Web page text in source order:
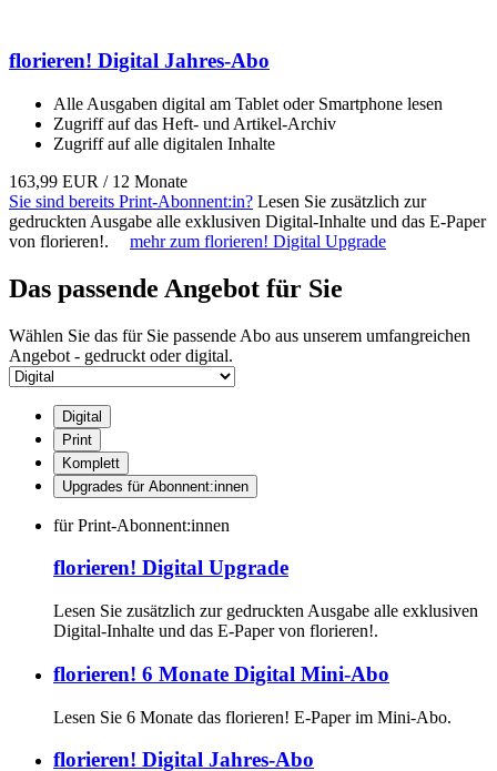
florieren! Digital Jahres-Abo
Alle Ausgaben digital am Tablet oder Smartphone lesen
Zugriff auf das Heft- und Artikel-Archiv
Zugriff auf alle digitalen Inhalte
163,99 EUR / 12 Monate
Sie sind bereits Print-Abonnent:in? Lesen Sie zusätzlich zur
gedruckten Ausgabe alle exklusiven Digital-Inhalte und das E-Paper
von florieren!.
mehr zum florieren! Digital Upgrade
Das passende Angebot für Sie
Wählen Sie das für Sie passende Abo aus unserem umfangreichen
Angebot - gedruckt oder digital.
Digital
Print
Komplett
Upgrades für Abonnent:innen
für Print-Abonnent:innen
florieren! Digital Upgrade
Lesen Sie zusätzlich zur gedruckten Ausgabe alle exklusiven
Digital-Inhalte und das E-Paper von florieren!.
florieren! 6 Monate Digital Mini-Abo
Lesen Sie 6 Monate das florieren! E-Paper im Mini-Abo.
florieren! Digital Jahres-Abo